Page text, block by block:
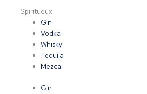
Spiritueux
Gin
Vodka
Whisky
Tequila
Mezcal
Gin